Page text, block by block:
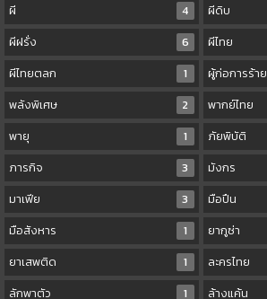
ผี
4 ผีดิบ
ผีฝรั่ง
6 ผีไทย
ผีไทยตลก
1 ผู้ก่อการร้าย
พลังพิเศษ
2 พากย์ไทย
พายุ
1 ภัยพิบัติ
ภารกิจ
3 มังกร
มาเฟีย
3 มือปืน
มือสังหาร
1 ยากูซ่า
ยาเสพติด
1 ละครไทย
ลักพาตัว
1 ล้างแค้น